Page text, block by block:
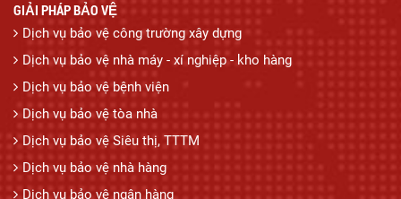
GIẢI PHÁP BẢO VỆ
Dịch vụ bảo vệ công trường xây dựng
Dịch vụ bảo vệ nhà máy - xí nghiệp - kho hàng
Dịch vụ bảo vệ bệnh viện
Dịch vụ bảo vệ tòa nhà
Dịch vụ bảo vệ Siêu thị, TTTM
Dịch vụ bảo vệ nhà hàng
Dịch vụ bảo vệ ngân hàng